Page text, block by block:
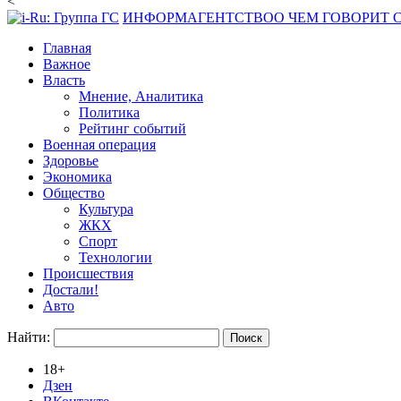
ИНФОРМАГЕНТСТВОО ЧЕМ ГОВОРИТ
Главная
Важное
Власть
Мнение, Аналитика
Политика
Рейтинг событий
Военная операция
Здоровье
Экономика
Общество
Культура
ЖКХ
Спорт
Технологии
Происшествия
Достали!
Авто
Найти:
18+
Дзен